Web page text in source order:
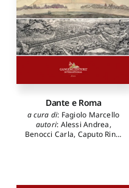
Dante e Roma
a cura di: Fagiolo Marcello
autori: Alessi Andrea,
Benocci Carla, Caputo Rino,
Pietro,Longo Nicola,